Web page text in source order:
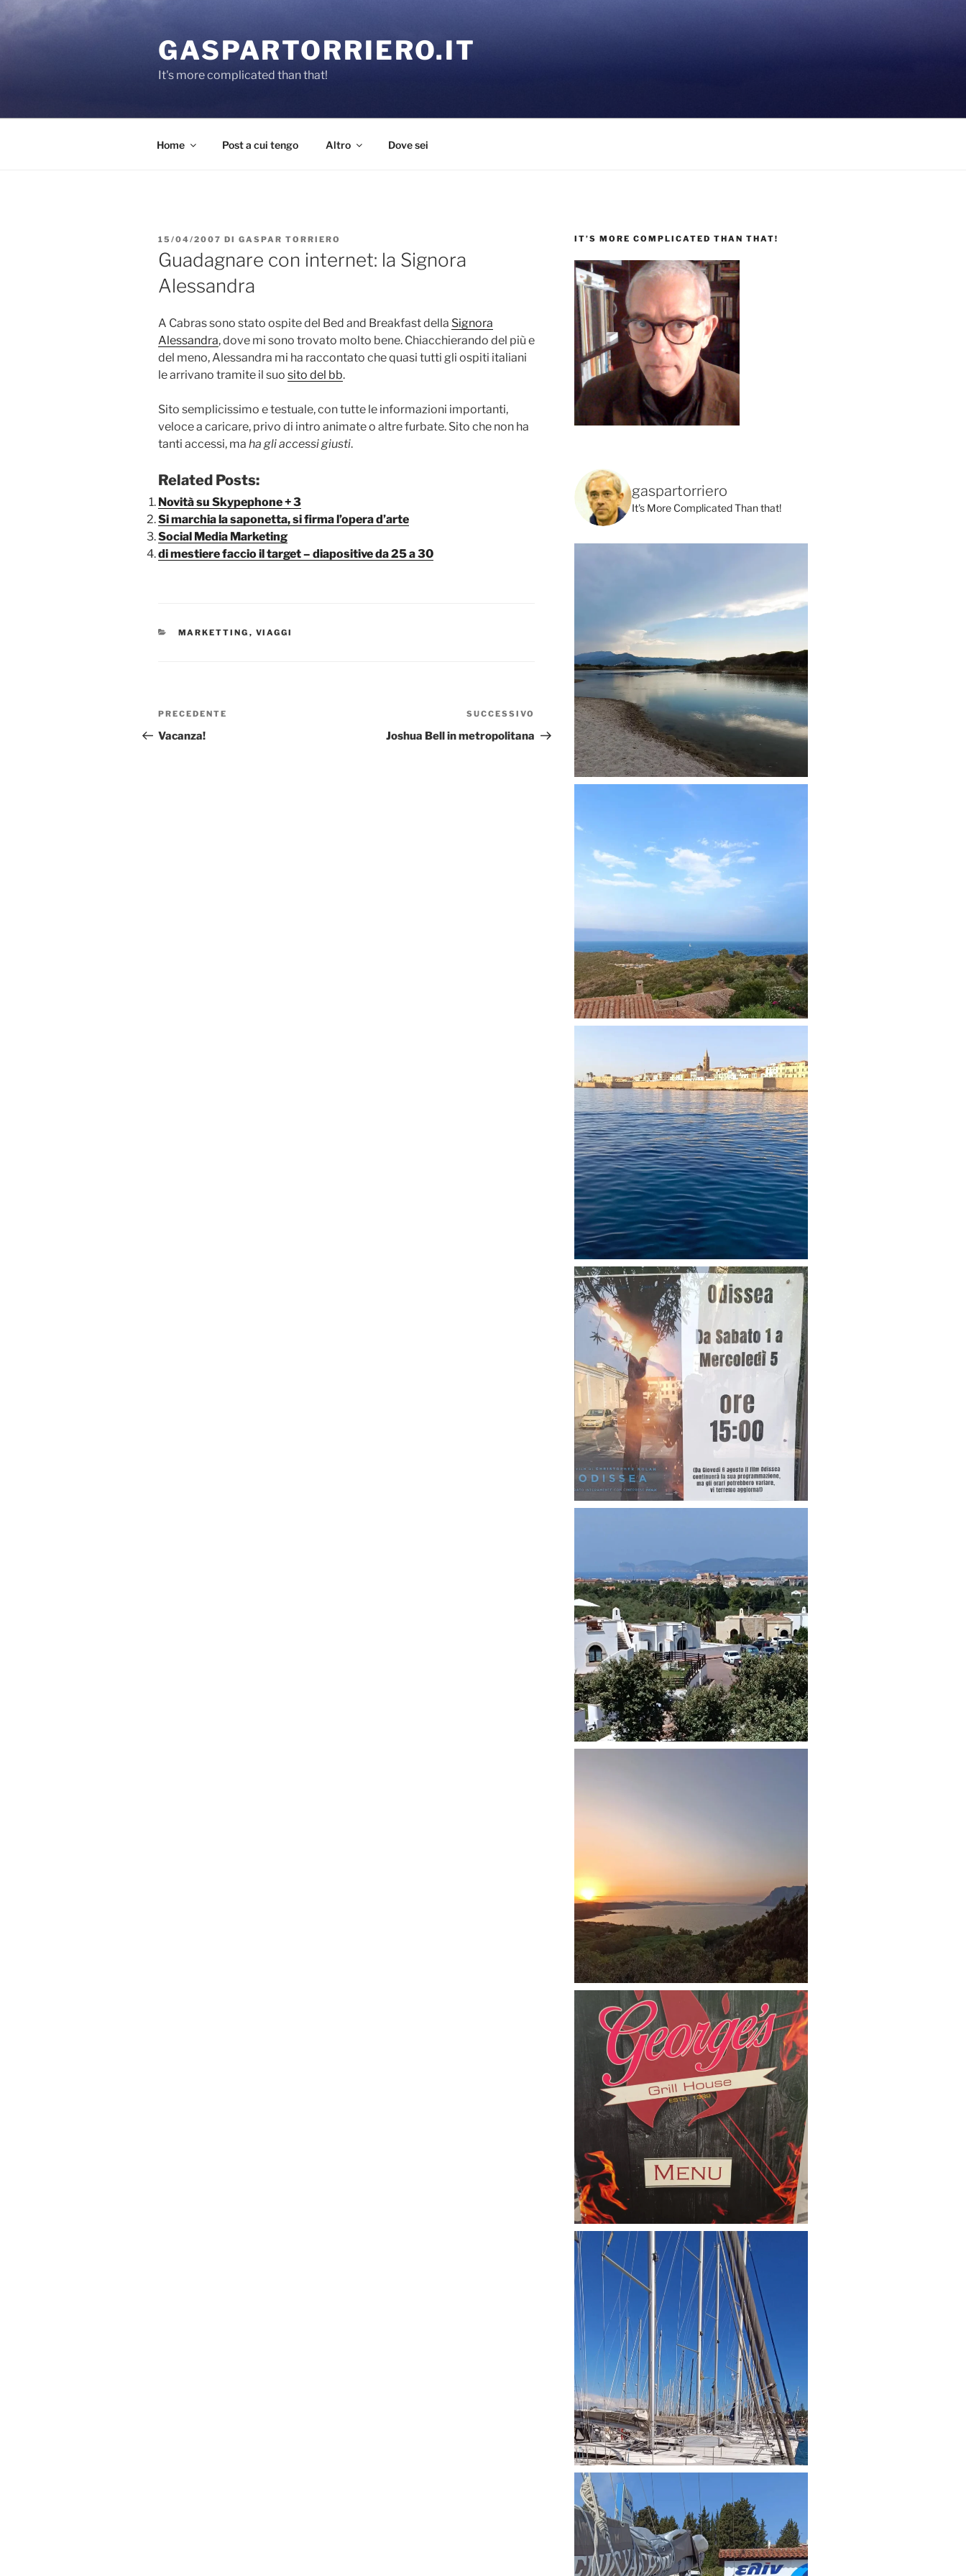
GASPARTORRIERO.IT
It's more complicated than that!
Home Post a cui tengo Altro Dove sei
PUBBLICATO
IL
15/04/2007 DI GASPAR TORRIERO
Guadagnare con internet: la Signora
Alessandra
A Cabras sono stato ospite del Bed and Breakfast della Signora
Alessandra, dove mi sono trovato molto bene. Chiacchierando del più e
del meno, Alessandra mi ha raccontato che quasi tutti gli ospiti italiani
le arrivano tramite il suo sito del bb.
Sito semplicissimo e testuale, con tutte le informazioni importanti,
veloce a caricare, privo di intro animate o altre furbate. Sito che non ha
tanti accessi, ma ha gli accessi giusti.
Related Posts:
Novità su Skypephone + 3
Si marchia la saponetta, si firma l’opera d’arte
Social Media Marketing
di mestiere faccio il target – diapositive da 25 a 30
CATEGORIE
MARKETTING , VIAGGI
Navigazione
articoli
Articolo
precedente:
PRECEDENTE
Vacanza!
Articolo
successivo
SUCCESSIVO
Joshua Bell in metropolitana
IT’S MORE COMPLICATED THAN THAT!
gaspartorriero
It's More Complicated Than that!